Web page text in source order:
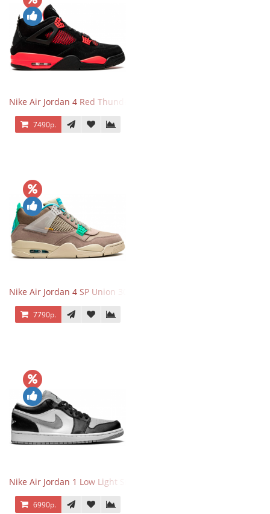
Nike Air Jordan 4 Red Thunder
7490р.
Nike Air Jordan 4 SP Union 30th Anniversary Taupe Haze
7790р.
Nike Air Jordan 1 Low Light Smoke Grey
6990р.